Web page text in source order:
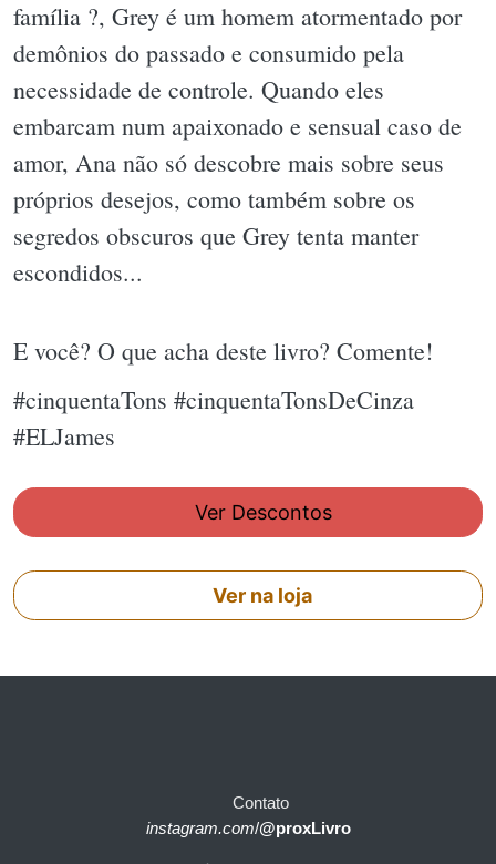
família ?, Grey é um homem atormentado por
demônios do passado e consumido pela
necessidade de controle. Quando eles
embarcam num apaixonado e sensual caso de
amor, Ana não só descobre mais sobre seus
próprios desejos, como também sobre os
segredos obscuros que Grey tenta manter
escondidos...
E você? O que acha deste livro? Comente!
#cinquentaTons #cinquentaTonsDeCinza
#ELJames
Ver Descontos
Ver na loja
Contato
instagram.com/@proxLivro